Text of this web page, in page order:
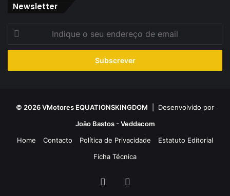
Newsletter
seu
de
© 2026 VMotores EQUATIONSKINGDOM | Desenvolvido por
João Bastos - Veddacom
Home
Contacto Política de Privacidade
Estatuto Editorial
Ficha Técnica
Facebook